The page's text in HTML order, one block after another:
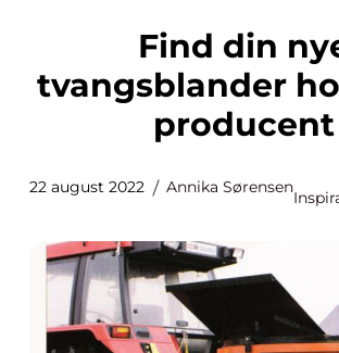
Find din nye
tvangsblander
producent
22 august 2022 Annika Sørensen